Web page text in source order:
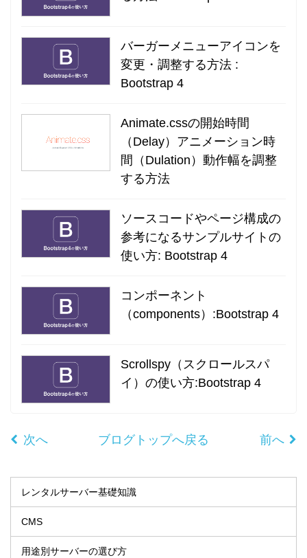
バーガーメニューアイコンを
変更・調整する方法 :
Bootstrap 4
Animate.cssの開始時間
（Delay）アニメーション時
間（Dulation）動作幅を調整
する方法
ソースコードやページ構成の
参考になるサンプルサイトの
使い方: Bootstrap 4
コンポーネント
（components）:Bootstrap 4
Scrollspy（スクロールスパ
イ）の使い方:Bootstrap 4
次へ ブログトップへ戻る 前へ
レンタルサーバー基礎知識
CMS
用途別サーバーの選び方